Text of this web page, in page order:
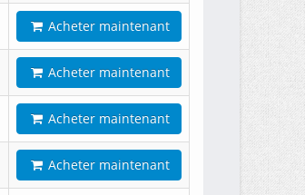
Acheter maintenant
Acheter maintenant
Acheter maintenant
Acheter maintenant